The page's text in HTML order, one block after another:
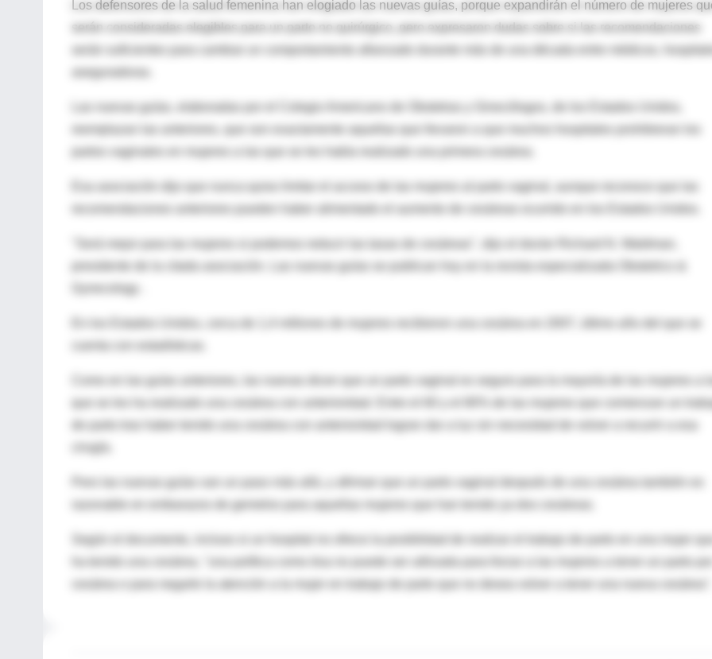
Los defensores de la salud femenina han elogiado las nuevas guías, porque expandirán el número de mujeres
serán consideradas elegibles para un parto no quirúrgico, pero expresaron dudas sobre si las recomendaciones
serán suficientes para cambiar un comportamiento afianzado durante más de una década entre médicos,
aseguradoras.
Las nuevas guías, elaboradas por el Colegio Americano de Obstetras y Ginecólogos, de los Estados Unidos,
reemplazan las anteriores, que son exactamente aquellas que llevaron a que muchos hospitales prohibieran los
partos vaginales en mujeres a las que se les había realizado una primera cesárea.
Esa asociación dijo que nunca quiso limitar el acceso de las mujeres al parto vaginal, aunque reconoce que las
presidente de la citada asociación. Las nuevas guías se publican hoy en la revista especializada Obstetrics &
Gynecology .
Como en las guías anteriores, las nuevas dicen que un parto vaginal es seguro para la mayoría de las mujeres a
de parto tras haber tenido una cesárea con anterioridad logran dar a luz sin necesidad de volver a recurrir a esa
cirugía.
Pero las nuevas guías van un paso más allá, y afirman que un parto vaginal después de una cesárea también es
razonable en embarazos de gemelos para aquellas mujeres que han tenido ya dos cesáreas.
Según el documento, incluso si un hospital no ofrece la posibilidad de realizar el trabajo de parto en una mujer que
cesárea o para negarle la atención a la mujer en trabajo de parto que no desea volver a tener una nueva cesárea".